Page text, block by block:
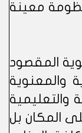
معينة
المقصود
والمعنوية
والتعليمية
المكان بل